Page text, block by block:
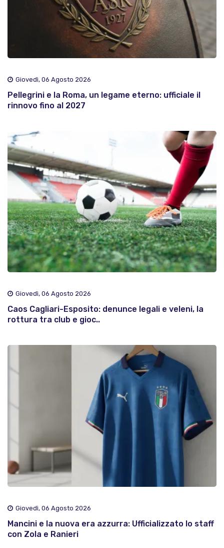
Giovedì, 06 Agosto 2026
Pellegrini e la Roma, un legame eterno: ufficiale il
rinnovo fino al 2027
Giovedì, 06 Agosto 2026
Caos Cagliari-Esposito: denunce legali e veleni, la
rottura tra club e gioc..
Giovedì, 06 Agosto 2026
Mancini e la nuova era azzurra: Ufficializzato lo staff
con Zola e Ranieri